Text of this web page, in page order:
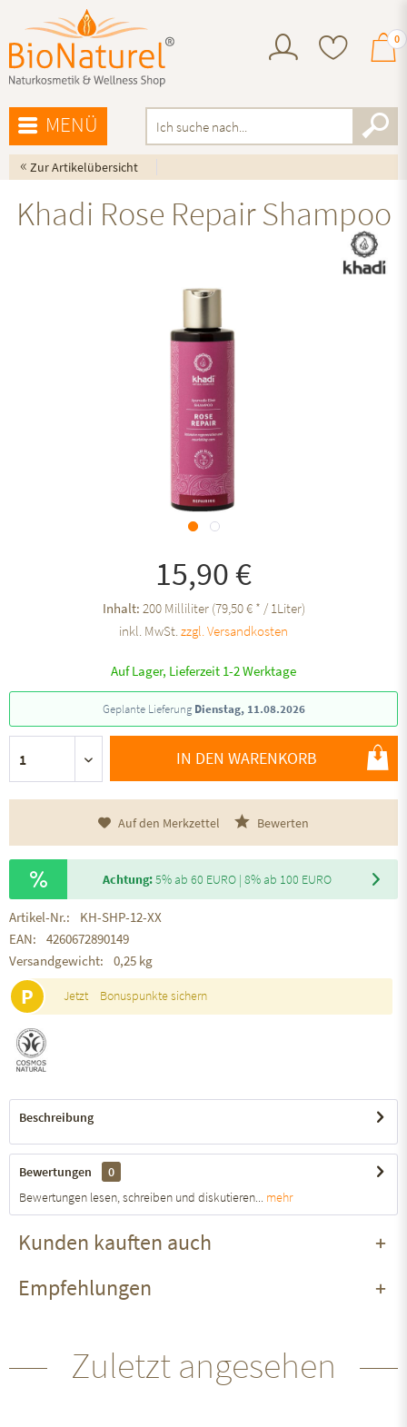
0
MENÜ
« Zur Artikelübersicht
Khadi Rose Repair Shampoo
15,90 €
Inhalt: 200 Milliliter (79,50 € * / 1Liter)
inkl. MwSt.zzgl. Versandkosten
Auf Lager, Lieferzeit 1-2 Werktage
Geplante Lieferung Dienstag, 11.08.2026
IN DEN WARENKORB
Auf den Merkzettel Bewerten
Achtung:5% ab 60 EURO | 8% ab 100 EURO
Artikel-Nr.:
KH-SHP-12-XX
EAN:
4260672890149
Versandgewicht:
0,25 kg
P Jetzt Bonuspunkte sichern
Beschreibung
Bewertungen
0
Bewertungen lesen, schreiben und diskutieren... mehr
Kunden kauften auch
Empfehlungen
Zuletzt angesehen